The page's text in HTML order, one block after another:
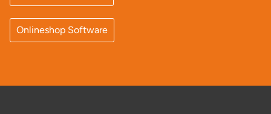
Onlineshop Software
Neckarsulm